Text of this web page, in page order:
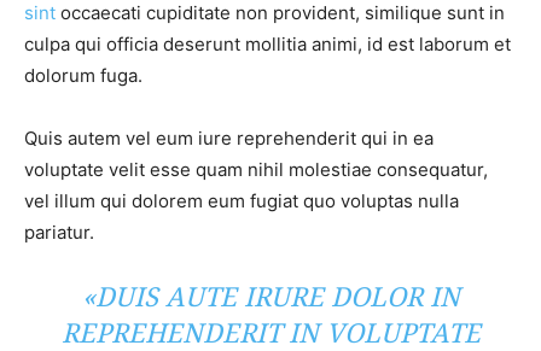
sint occaecati cupiditate non provident, similique sunt in
culpa qui officia deserunt mollitia animi, id est laborum et
dolorum fuga.
Quis autem vel eum iure reprehenderit qui in ea
voluptate velit esse quam nihil molestiae consequatur,
vel illum qui dolorem eum fugiat quo voluptas nulla
pariatur.
«DUIS AUTE IRURE DOLOR IN
REPREHENDERIT IN VOLUPTATE